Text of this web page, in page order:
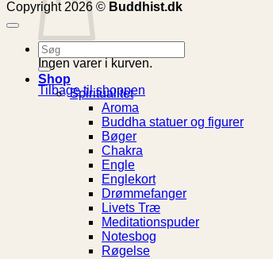
Ingen varer i kurven.
Tilbage til shoppen
Copyright 2026 © Buddhist.dk
Søg
efter:
Shop
Spiritualitet
Aroma
Buddha statuer og figurer
Bøger
Chakra
Engle
Englekort
Drømmefanger
Livets Træ
Meditationspuder
Notesbog
Røgelse